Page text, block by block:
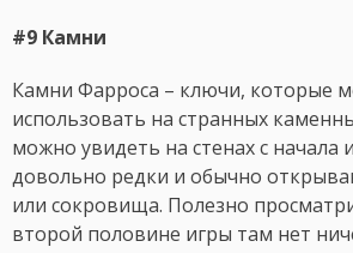
#9 Камни
Камни Фарроса – ключи, которые
использовать на странных
можно увидеть на стенах с начала
довольно редки и обычно
или сокровища. Полезно
второй половине игры там нет